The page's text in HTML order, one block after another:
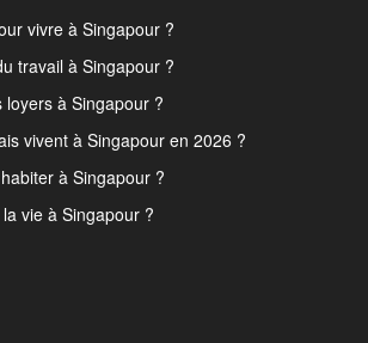
vivre à Singapour ?
travail à Singapour ?
à Singapour ?
vivent à Singapour en 2026 ?
à Singapour ?
vie à Singapour ?